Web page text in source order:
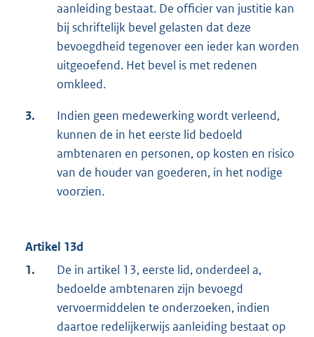
aanleiding bestaat. De officier van justitie kan
bij schriftelijk bevel gelasten dat deze
bevoegdheid tegenover een ieder kan worden
uitgeoefend. Het bevel is met redenen
omkleed.
3.
Indien geen medewerking wordt verleend,
kunnen de in het eerste lid bedoeld
ambtenaren en personen, op kosten en risico
van de houder van goederen, in het nodige
voorzien.
Artikel 13d
1.
De in artikel 13, eerste lid, onderdeel a,
bedoelde ambtenaren zijn bevoegd
vervoermiddelen te onderzoeken, indien
daartoe redelijkerwijs aanleiding bestaat op